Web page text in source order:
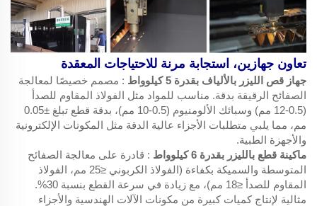
تعاون جهازين، استجابة مرنة للاحتياجات المعقدة
جهاز قص الليزر بالألياف بقدرة 5 كيلوواط
: مصمم خصيصًا لمعالجة
الصفائح الرقيقة بدقة. مناسب للمواد مثل الفولاذ المقاوم للصدأ
(0.5-12 مم) وسبائك الألومنيوم (0.5-10 مم)، بدقة قطع تبلغ ±0.05
مم، مما يلبي متطلبات الأجزاء عالية الدقة مثل المكونات الإلكترونية
والأجهزة الطبية.
ماكينة قطع بالليزر بقدرة 6 كيلوواط
: قادرة على معالجة الصفائح
المتوسطة والسميكة بكفاءة (الفولاذ الكربوني ≤25 مم، الفولاذ
المقاوم للصدأ ≤18 مم)، مع زيادة في سرعة القطع بنسبة 30%.
مثالية لإنتاج كميات كبيرة من مكونات الآلات الهندسية والأجزاء